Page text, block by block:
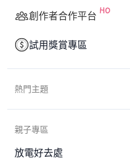
創作者合作平台
試用獎賞專區
熱門主題
親子專區
放電好去處